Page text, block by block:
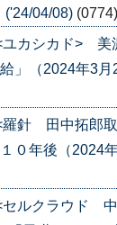
('24/04/08) (0774)
ユカシカド> 美
」（2024年3月
羅針 田中拓郎
０年後（2024
セルクラウド